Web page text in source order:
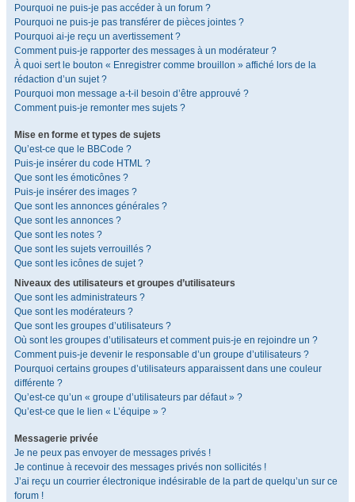
Pourquoi ne puis-je pas accéder à un forum ?
Pourquoi ne puis-je pas transférer de pièces jointes ?
Pourquoi ai-je reçu un avertissement ?
Comment puis-je rapporter des messages à un modérateur ?
À quoi sert le bouton « Enregistrer comme brouillon » affiché lors de la
rédaction d’un sujet ?
Pourquoi mon message a-t-il besoin d’être approuvé ?
Comment puis-je remonter mes sujets ?
Mise en forme et types de sujets
Qu’est-ce que le BBCode ?
Puis-je insérer du code HTML ?
Que sont les émoticônes ?
Puis-je insérer des images ?
Que sont les annonces générales ?
Que sont les annonces ?
Que sont les notes ?
Que sont les sujets verrouillés ?
Que sont les icônes de sujet ?
Niveaux des utilisateurs et groupes d’utilisateurs
Que sont les administrateurs ?
Que sont les modérateurs ?
Que sont les groupes d’utilisateurs ?
Où sont les groupes d’utilisateurs et comment puis-je en rejoindre un ?
Comment puis-je devenir le responsable d’un groupe d’utilisateurs ?
Pourquoi certains groupes d’utilisateurs apparaissent dans une couleur
différente ?
Qu’est-ce qu’un « groupe d’utilisateurs par défaut » ?
Qu’est-ce que le lien « L’équipe » ?
Messagerie privée
Je ne peux pas envoyer de messages privés !
Je continue à recevoir des messages privés non sollicités !
J’ai reçu un courrier électronique indésirable de la part de quelqu’un sur ce
forum !